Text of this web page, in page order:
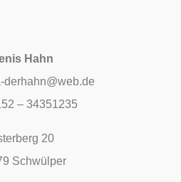
Hahn
derhahn@web.de
– 34351235
20
Schwülper